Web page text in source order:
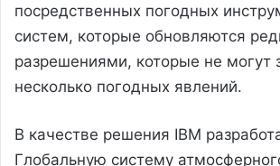
посредственных погодных
систем, которые обновляются
разрешениями, которые не могут
несколько погодных явлений.
В качестве решения IBM
Глобальную систему